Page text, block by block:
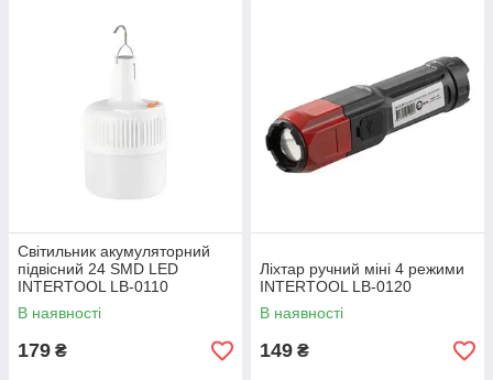
Світильник акумуляторний
підвісний 24 SMD LED
INTERTOOL LB-0110
В наявності
179 ₴
Ліхтар ручний міні 4 режими
INTERTOOL LB-0120
В наявності
149 ₴